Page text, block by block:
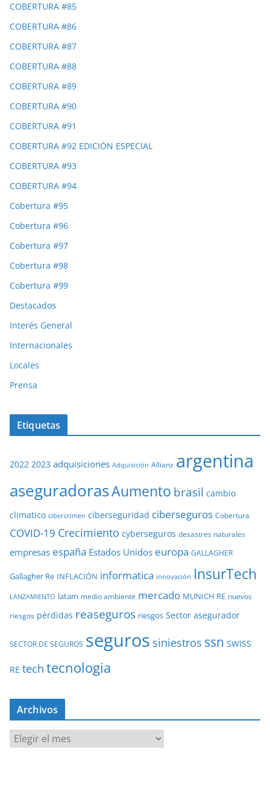
COBERTURA #85
COBERTURA #86
COBERTURA #87
COBERTURA #88
COBERTURA #89
COBERTURA #90
COBERTURA #91
COBERTURA #92 EDICIÓN ESPECIAL
COBERTURA #93
COBERTURA #94
Cobertura #95
Cobertura #96
Cobertura #97
Cobertura #98
Cobertura #99
Destacados
Interés General
Internacionales
Locales
Prensa
Etiquetas
2022 2023 adquisiciones Adquisición Allianz argentina
aseguradorasAumento brasil cambio
climatico cibercrimen ciberseguridad ciberseguros Cobertura
COVID-19 Crecimiento cyberseguros desastres naturales
empresas españa Estados Unidos europa GALLAGHER
Gallagher Re INFLACIÓN informatica innovación InsurTech
LANZAMIENTO latam medio ambiente mercado MUNICH RE nuevos
riesgos pérdidas reaseguros riesgos Sector asegurador
SECTOR DE SEGUROS seguros siniestros ssn SWISS
RE tech tecnologia
Archivos
r